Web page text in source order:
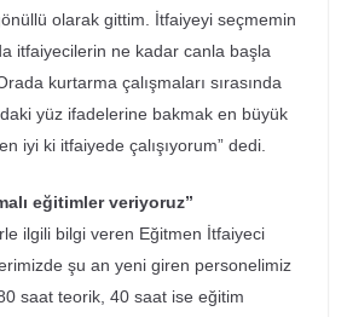
olarak gittim. İtfaiyeyi seçmemin
itfaiyecilerin ne kadar canla başla
kurtarma çalışmaları sırasında
yüz ifadelerine bakmak en büyük
iyi ki itfaiyede çalışıyorum” dedi.
eğitimler veriyoruz”
ilgili bilgi veren Eğitmen İtfaiyeci
şu an yeni giren personelimiz
saat teorik, 40 saat ise eğitim